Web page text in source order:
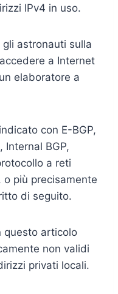
IPv4 in uso.
astronauti sulla
a Internet
elaboratore a
con E-BGP,
Internal BGP,
a reti
o più precisamente
di seguito.
questo articolo
non validi
privati locali.